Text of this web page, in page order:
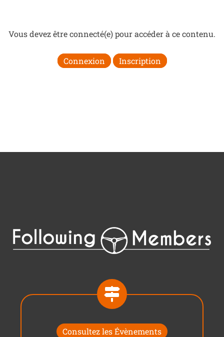
Vous devez être connecté(e) pour accéder à ce contenu.
Connexion Inscription
Consultez les Évènements